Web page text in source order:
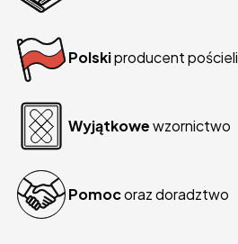
Polskiproducent pościeli
Wyjątkowewzornictwo
Pomocoraz doradztwo